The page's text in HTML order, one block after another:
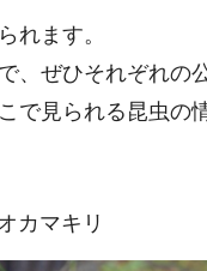
れます。
、ぜひそれぞれの
で見られる昆虫の
キリ